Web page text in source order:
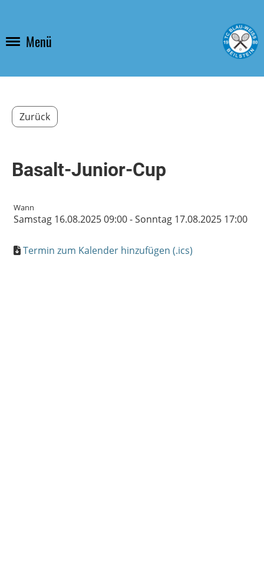
Menü
Zurück
Basalt-Junior-Cup
Wann
Samstag 16.08.2025 09:00 - Sonntag 17.08.2025 17:00
Termin zum Kalender hinzufügen (.ics)